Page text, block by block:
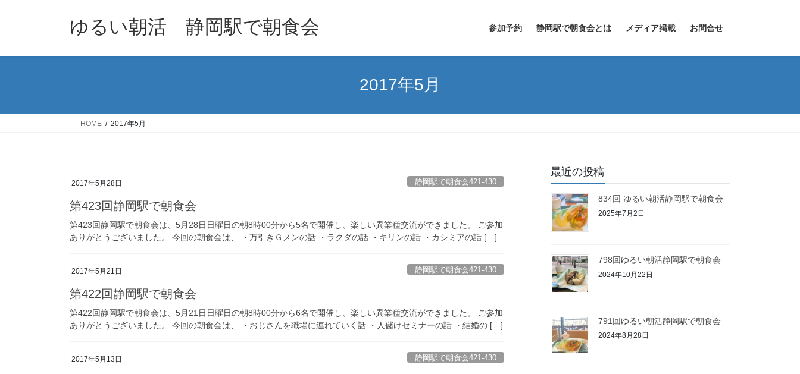
ゆるい朝活 静岡駅で朝食会 参加予約 静岡駅で朝食会とは メディア掲載 お問合せ
2017年5月
HOME 2017年5月
2017年5月28日 静岡駅で朝食会421-430
第423回静岡駅で朝食会
第423回静岡駅で朝食会は、5月28日日曜日の朝8時00分から5名で開催し、楽しい異業種交流ができました。 ご参加
ありがとうございました。 今回の朝食会は、 ・万引きＧメンの話 ・ラクダの話 ・キリンの話 ・カシミアの話 […]
2017年5月21日 静岡駅で朝食会421-430
第422回静岡駅で朝食会
第422回静岡駅で朝食会は、5月21日日曜日の朝8時00分から6名で開催し、楽しい異業種交流ができました。 ご参加
ありがとうございました。 今回の朝食会は、 ・おじさんを職場に連れていく話 ・人儲けセミナーの話 ・結婚の […]
2017年5月13日 静岡駅で朝食会421-430
最近の投稿
834回 ゆるい朝活静岡駅で朝食会
2025年7月2日
798回ゆるい朝活静岡駅で朝食会
2024年10月22日
791回ゆるい朝活静岡駅で朝食会
2024年8月28日